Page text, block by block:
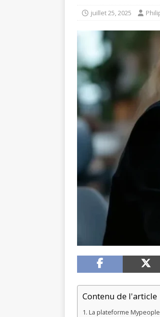
juillet 25, 2025
Contenu de l'article
La plateforme